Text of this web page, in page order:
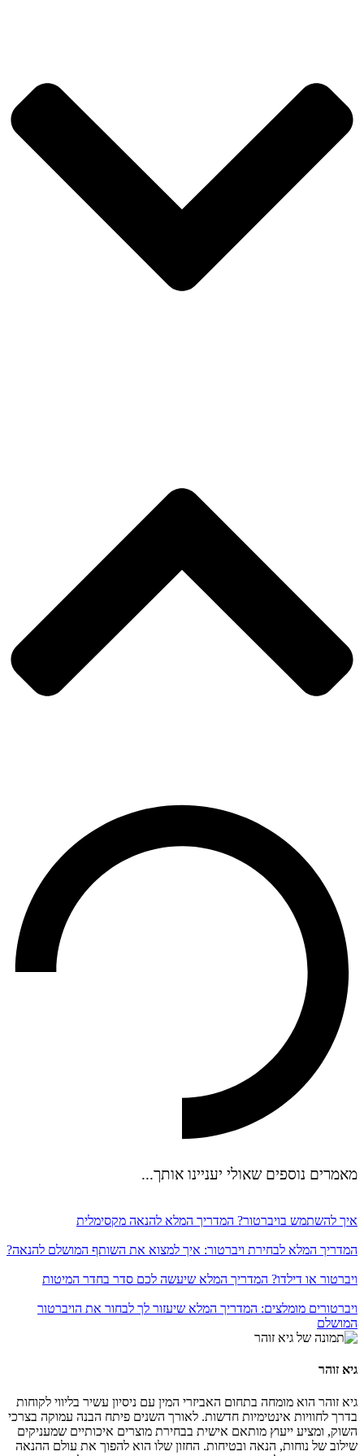
מאמרים נוספים שאולי יעניינו אותך...
איך להשתמש בויברטור? המדריך המלא להנאה מקסימלית
המדריך המלא לבחירת ויברטור: איך למצוא את השותף המושלם להנאה?
ויברטור או דילדו? המדריך המלא שיעשה לכם סדר בחדר המיטות
ויברטורים מומלצים: המדריך המלא שיעזור לך לבחור את הויברטור
המושלם
גיא זוהר
גיא זוהר הוא מומחה בתחום האביזרי המין עם ניסיון עשיר בליווי לקוחות
בדרך לחוויות אינטימיות חדשות. לאורך השנים פיתח הבנה עמוקה בצרכי
השוק, ומציע ייעוץ מותאם אישית בבחירת מוצרים איכותיים שמעניקים
שילוב של נוחות, הנאה ובטיחות. החזון שלו הוא להפוך את עולם ההנאה